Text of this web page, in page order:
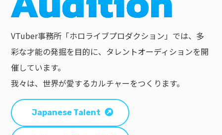
VTuber事務所「ホロライブプロダクション」では、多
彩な才能の発掘を目的に、タレントオーディションを開
催しています。
我々は、世界が愛するカルチャーをつくります。
Japanese Talent